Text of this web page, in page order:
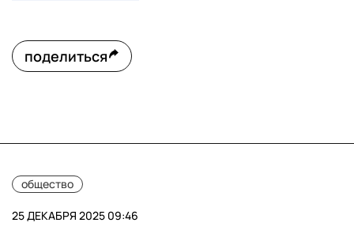
поделиться
общество
25 ДЕКАБРЯ 2025 09:46